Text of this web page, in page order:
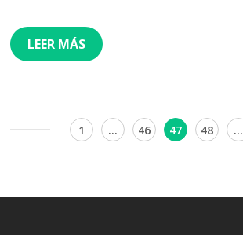
LEER MÁS
Navegación
Página
1 … Página
46 Página
47 Página
48 …